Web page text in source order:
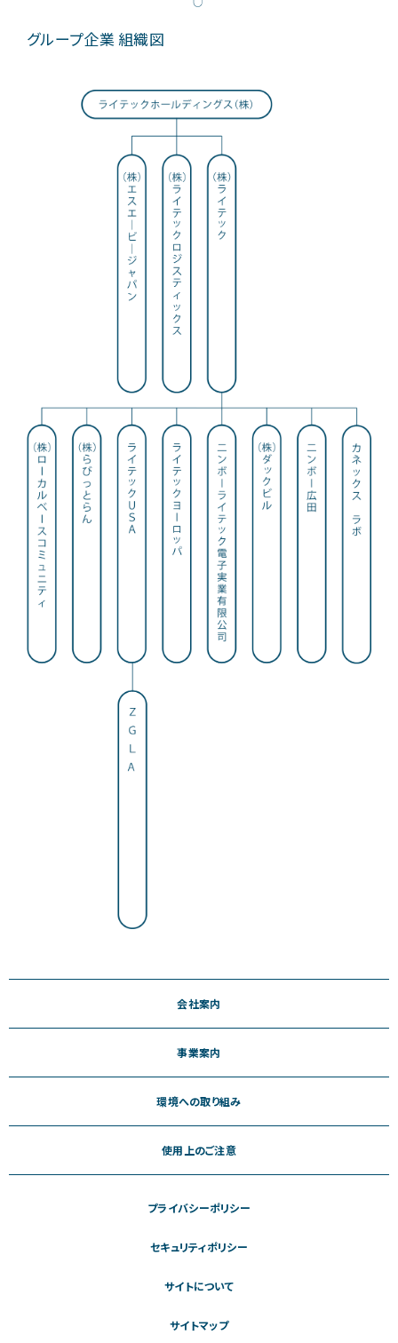
グループ企業 組織図
会社案内
事業案内
環境への取り組み
使用上のご注意
プライバシーポリシー
セキュリティポリシー
サイトについて
サイトマップ